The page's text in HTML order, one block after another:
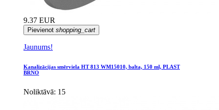
9.37 EUR
Pievienot shopping_cart
Jaunums!
Kanalizācijas smērviela HT 813 WM15010, balta, 150 ml, PLAST
BRNO
Noliktāvā: 15